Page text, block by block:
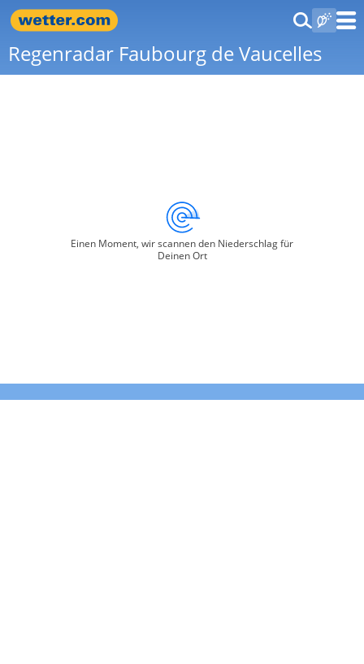
Regenradar Faubourg de Vaucelles
Einen Moment, wir scannen den Niederschlag für
Deinen Ort